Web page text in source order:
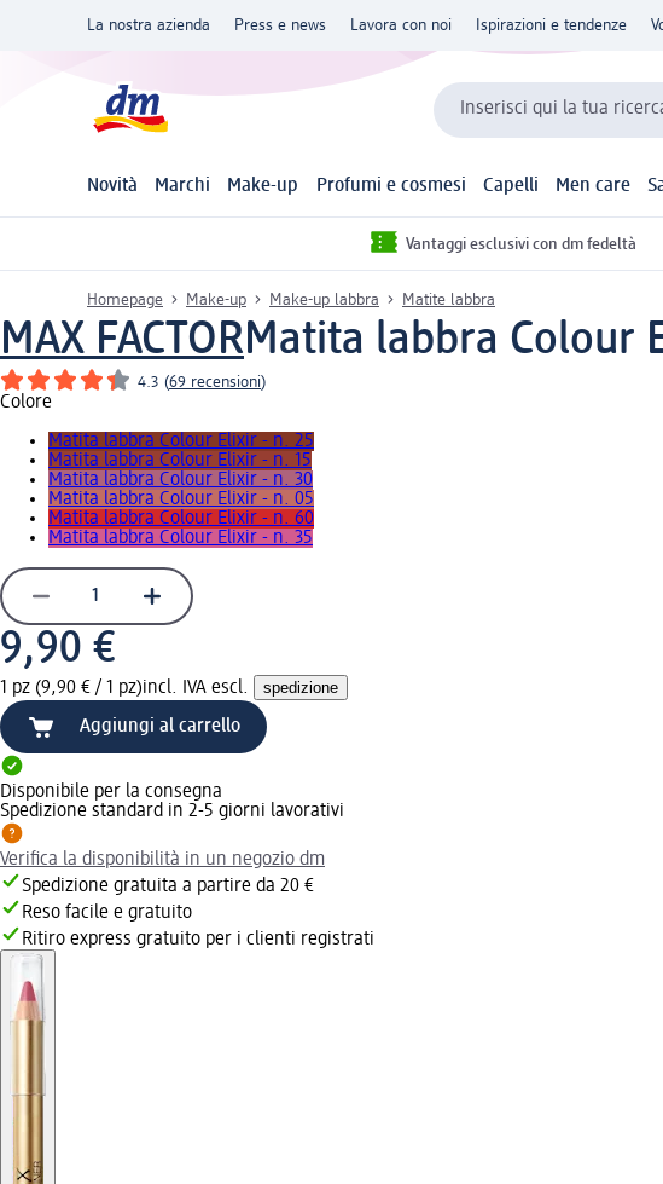
La nostra azienda Press e news Lavora con noi Ispirazioni e tendenze
Inserisci qui la tua
Novità Marchi Make-up Profumi e cosmesi Capelli Men care
Vantaggi esclusivi con dm fedeltà
Homepage Make-up Make-up labbra Matite labbra
MAX FACTORMatita labbra Colour
4.3 (69 recensioni)
Colore
Matita labbra Colour Elixir - n. 25
Matita labbra Colour Elixir - n. 15
Matita labbra Colour Elixir - n. 30
Matita labbra Colour Elixir - n. 05
Matita labbra Colour Elixir - n. 60
Matita labbra Colour Elixir - n. 35
9,90 €
1 pz (9,90 € / 1 pz)incl. IVA escl. spedizione
Aggiungi al carrello
Disponibile per la consegna
Spedizione standard in 2-5 giorni lavorativi
Verifica la disponibilità in un negozio dm
Spedizione gratuita a partire da 20 €
Reso facile e gratuito
Ritiro express gratuito per i clienti registrati